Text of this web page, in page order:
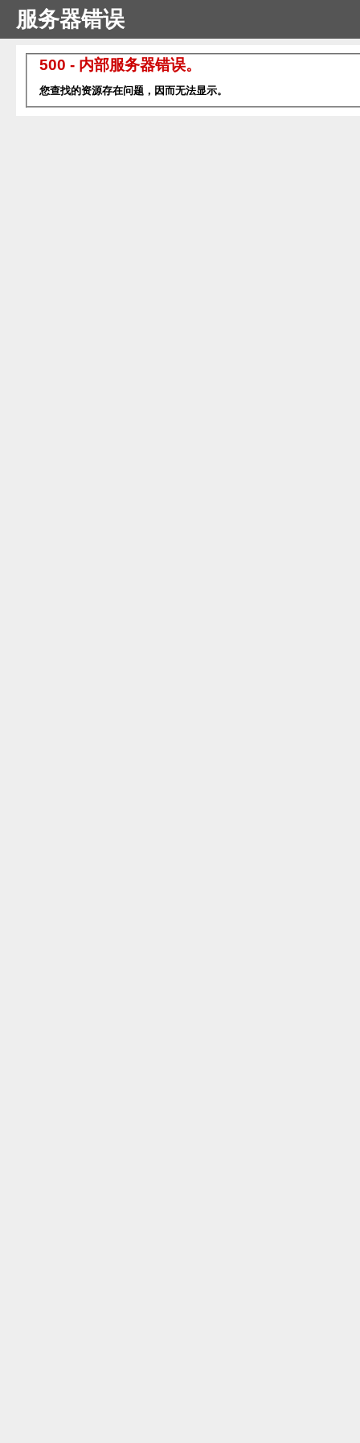
服务器错误
500 - 内部服务器错误。
您查找的资源存在问题，因而无法显示。